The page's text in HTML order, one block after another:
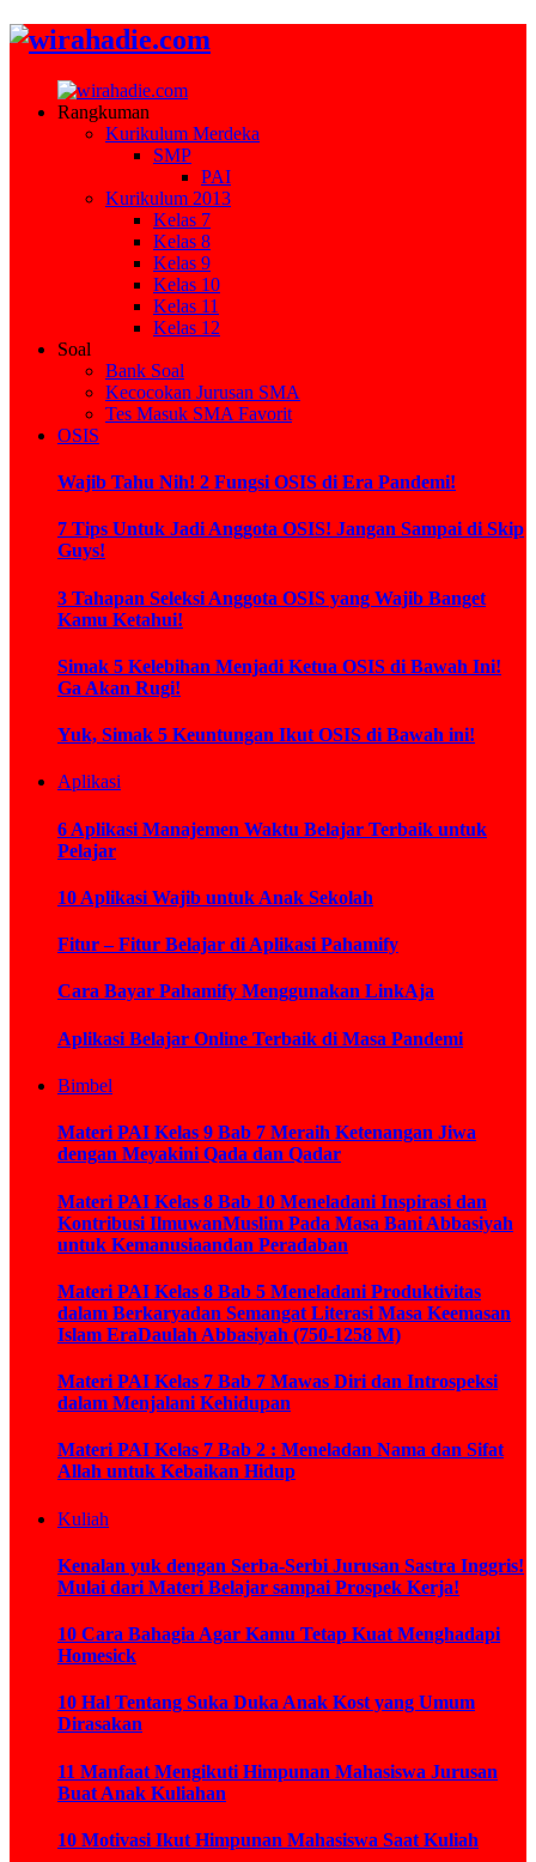
Rangkuman
Kurikulum Merdeka
SMP
PAI
Kurikulum 2013
Kelas 7
Kelas 8
Kelas 9
Kelas 10
Kelas 11
Kelas 12
Soal
Bank Soal
Kecocokan Jurusan SMA
Tes Masuk SMA Favorit
OSIS
Wajib Tahu Nih! 2 Fungsi OSIS di Era Pandemi!
7 Tips Untuk Jadi Anggota OSIS! Jangan Sampai di Skip
Guys!
3 Tahapan Seleksi Anggota OSIS yang Wajib Banget
Kamu Ketahui!
Simak 5 Kelebihan Menjadi Ketua OSIS di Bawah Ini!
Ga Akan Rugi!
Yuk, Simak 5 Keuntungan Ikut OSIS di Bawah ini!
Aplikasi
6 Aplikasi Manajemen Waktu Belajar Terbaik untuk
Pelajar
10 Aplikasi Wajib untuk Anak Sekolah
Fitur – Fitur Belajar di Aplikasi Pahamify
Cara Bayar Pahamify Menggunakan LinkAja
Aplikasi Belajar Online Terbaik di Masa Pandemi
Bimbel
Materi PAI Kelas 9 Bab 7 Meraih Ketenangan Jiwa
dengan Meyakini Qada dan Qadar
Materi PAI Kelas 8 Bab 10 Meneladani Inspirasi dan
Kontribusi IlmuwanMuslim Pada Masa Bani Abbasiyah
untuk Kemanusiaandan Peradaban
Materi PAI Kelas 8 Bab 5 Meneladani Produktivitas
dalam Berkaryadan Semangat Literasi Masa Keemasan
Islam EraDaulah Abbasiyah (750-1258 M)
Materi PAI Kelas 7 Bab 7 Mawas Diri dan Introspeksi
dalam Menjalani Kehidupan
Materi PAI Kelas 7 Bab 2 : Meneladan Nama dan Sifat
Allah untuk Kebaikan Hidup
Kuliah
Kenalan yuk dengan Serba-Serbi Jurusan Sastra Inggris!
Mulai dari Materi Belajar sampai Prospek Kerja!
10 Cara Bahagia Agar Kamu Tetap Kuat Menghadapi
Homesick
10 Hal Tentang Suka Duka Anak Kost yang Umum
Dirasakan
11 Manfaat Mengikuti Himpunan Mahasiswa Jurusan
Buat Anak Kuliahan
10 Motivasi Ikut Himpunan Mahasiswa Saat Kuliah